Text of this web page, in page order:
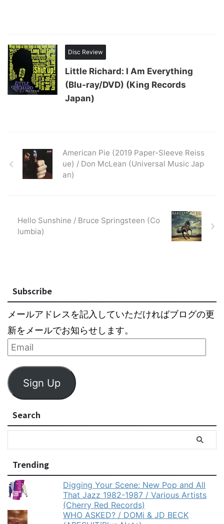
Disc Review
Little Richard: I Am Everything
(Blu-ray/DVD) (King Records
Japan)
American Pie (2019 Paper-Sleeve Reiss
ue) / Don McLean (Universal Music Jap
an)
Hello Sunshine / Bruce Springsteen (Co
lumbia)
Subscribe
メールアドレスを記入していただければブログの更
新をメールでお知らせします。
Sign Up
Search
Trending
Digging Your Scene: New Pop and All
That Jazz 1982-1987 / Various Artists
(Cherry Red Records)
WHO ASKED? / DOMi & JD BECK